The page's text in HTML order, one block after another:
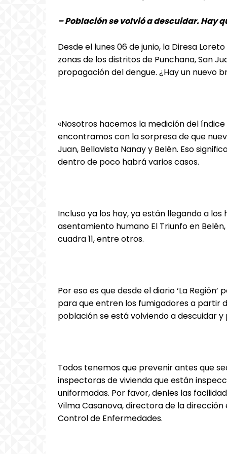
– Población se volvió a descuidar. Hay
Desde el lunes 06 de junio, la Diresa
zonas de los distritos de Punchana, San
propagación del dengue. ¿Hay un nuevo
«Nosotros hacemos la medición del
encontramos con la sorpresa de que
Juan, Bellavista Nanay y Belén. Eso
dentro de poco habrá varios casos.
Incluso ya los hay, ya están llegando a
asentamiento humano El Triunfo en
cuadra 11, entre otros.
Por eso es que desde el diario ‘La
para que entren los fumigadores a partir
población se está volviendo a descuidar
Todos tenemos que prevenir antes que
inspectoras de vivienda que están
uniformadas. Por favor, denles las
Vilma Casanova, directora de la
Control de Enfermedades.